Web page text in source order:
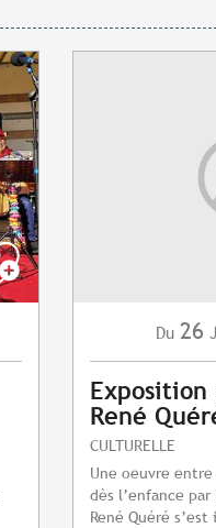
Du 26
René
CULTURELLE
Une oeuvre
dès l’enfance
René Quéré